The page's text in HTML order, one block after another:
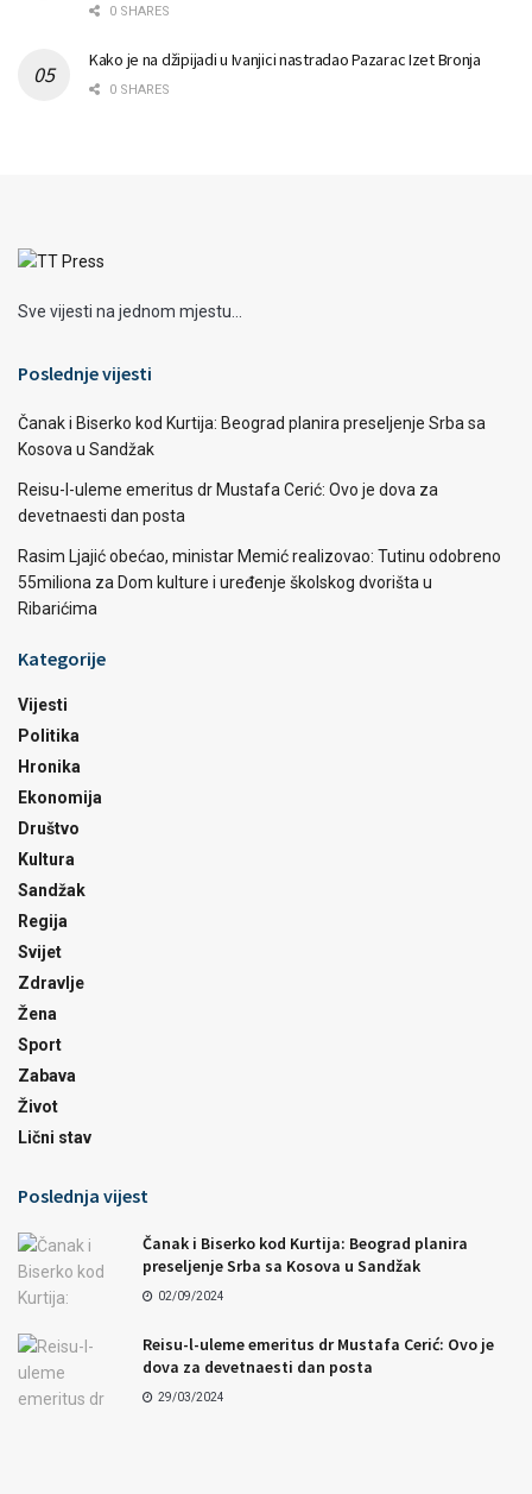
0 SHARES
Kako je na džipijadi u Ivanjici nastradao Pazarac Izet Bronja
0 SHARES
Sve vijesti na jednom mjestu...
Poslednje vijesti
Čanak i Biserko kod Kurtija: Beograd planira preseljenje Srba sa
Kosova u Sandžak
Reisu-l-uleme emeritus dr Mustafa Cerić: Ovo je dova za
devetnaesti dan posta
Rasim Ljajić obećao, ministar Memić realizovao: Tutinu odobreno
55miliona za Dom kulture i uređenje školskog dvorišta u
Ribarićima
Kategorije
Vijesti
Politika
Hronika
Ekonomija
Društvo
Kultura
Sandžak
Regija
Svijet
Zdravlje
Žena
Sport
Zabava
Život
Lični stav
Poslednja vijest
Čanak i Biserko kod Kurtija: Beograd planira
preseljenje Srba sa Kosova u Sandžak
02/09/2024
Reisu-l-uleme emeritus dr Mustafa Cerić: Ovo je
dova za devetnaesti dan posta
29/03/2024